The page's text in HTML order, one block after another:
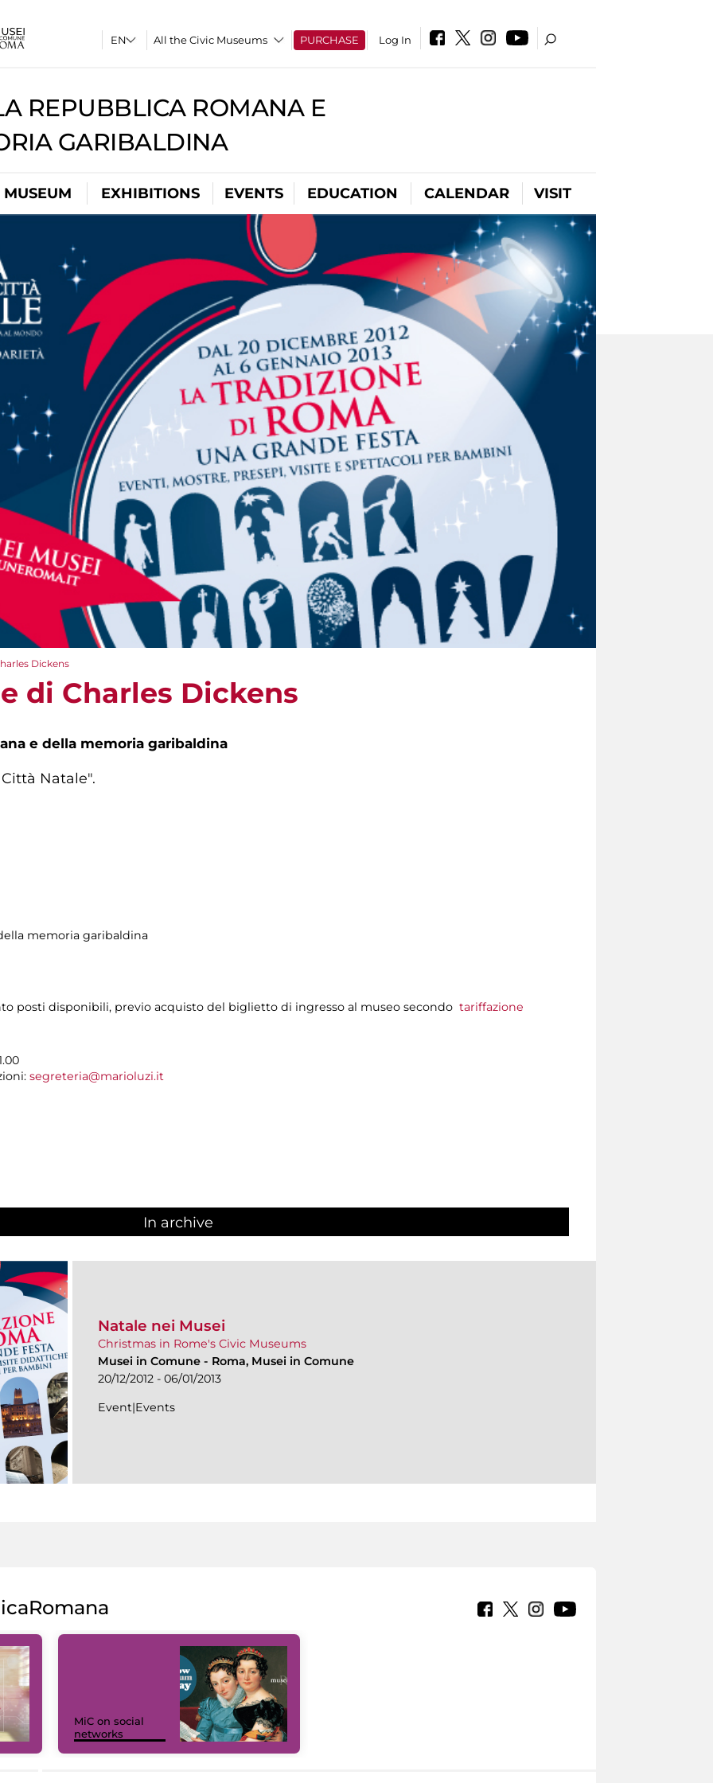
All the Civic Museums PURCHASE Log In
REPUBBLICA ROMANA E
GARIBALDINA
EXHIBITIONS EVENTS EDUCATION CALENDAR VISIT
Dickens
di Charles Dickens
e della memoria garibaldina
Natale".
memoria garibaldina
posti disponibili, previo acquisto del biglietto di ingresso al museo secondo tariffazione
segreteria@marioluzi.it
In archive
Natale nei Musei
Christmas in Rome's Civic Museums
Musei in Comune - Roma, Musei in Comune
20/12/2012 - 06/01/2013
Event|Events
MiC on social
networks